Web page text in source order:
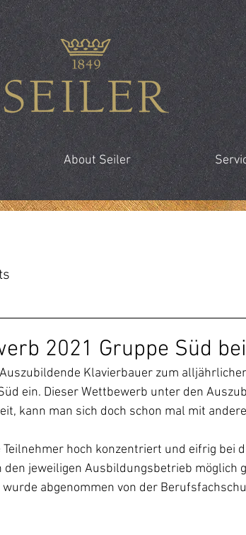
About Seiler
2021 Gruppe Süd
Klavierbauer zum
ein. Dieser Wettbewerb unter den
kann man sich doch schon mal mit
hoch konzentriert und eifrig bei
jeweiligen Ausbildungsbetrieb möglich
abgenommen von der